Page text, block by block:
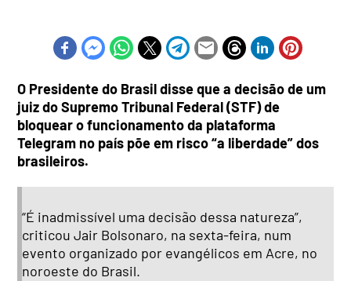
O Presidente do Brasil disse que a decisão de um
juiz do Supremo Tribunal Federal (STF) de
bloquear o funcionamento da plataforma
Telegram no país põe em risco “a liberdade” dos
brasileiros.
“É inadmissível uma decisão dessa natureza”,
criticou Jair Bolsonaro, na sexta-feira, num
evento organizado por evangélicos em Acre, no
noroeste do Brasil.